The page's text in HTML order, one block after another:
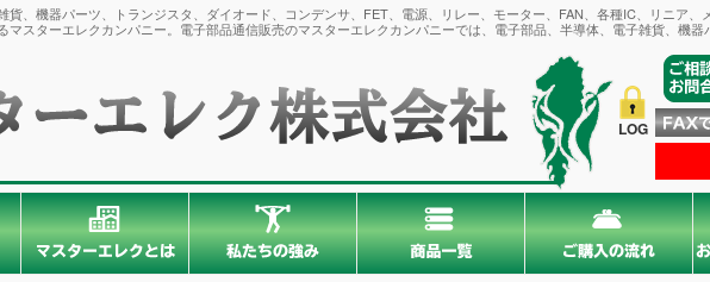
貨、機器パーツ、トランジスタ、ダイオード、コンデンサ、FET、電源、リレー、モーター、FAN、各種IC、リニア
マスターエレクカンパニー。電子部品通信販売のマスターエレクカンパニーでは、電子部品、半導体、電子雑貨、機器
LOG